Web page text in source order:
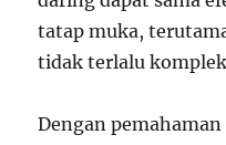
tatap muka,
tidak terlalu
Dengan